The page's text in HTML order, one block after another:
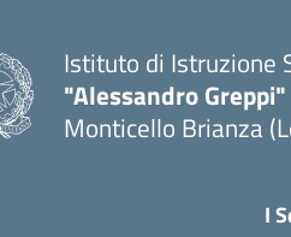
Istituto di Istruzione
"Alessandro Greppi"
Monticello Brianza
I